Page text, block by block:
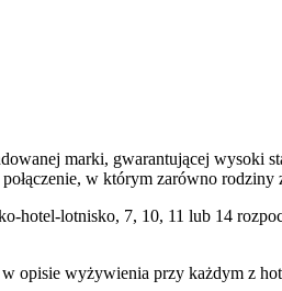
marki, gwarantującej wysoki
w którym zarówno
hotel-lotnisko, 7, 10, 11 lub 14
opisie wyżywienia przy każdym z